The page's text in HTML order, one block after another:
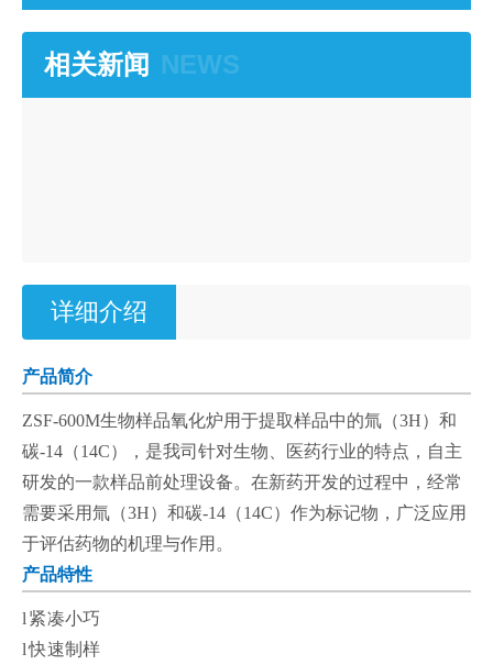
NEWS
相关新闻
详细介绍
产品简介
ZSF-600M生物样品氧化炉用于提取样品中的氚（3H）和
碳-14 （14C），是我司针对生物、医药行业的特点，自主
研发的一款样品前处理设备。在新药开发的过程中，经常
需要采用氚（3H）和碳-14 （14C）作为标记物，广泛应用
于评估药物的机理与作用。
产品特性
l 紧凑小巧
l 快速制样